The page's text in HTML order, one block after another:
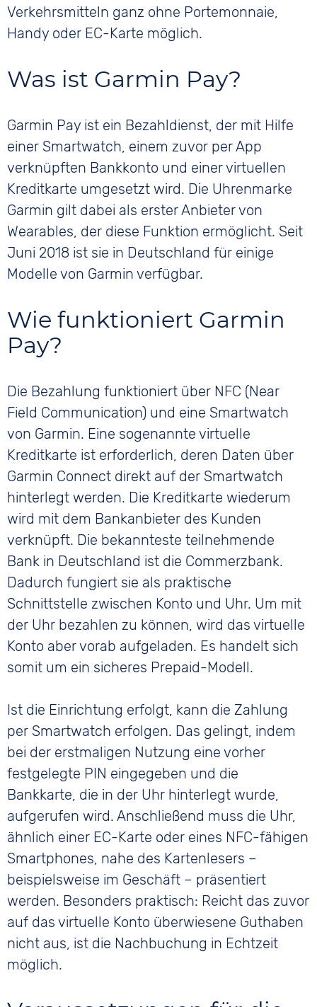
Verkehrsmitteln ganz ohne Portemonnaie,
Handy oder EC-Karte möglich.
Was ist Garmin Pay?
Garmin Pay ist ein Bezahldienst, der mit Hilfe
einer Smartwatch, einem zuvor per App
verknüpften Bankkonto und einer virtuellen
Kreditkarte umgesetzt wird. Die Uhrenmarke
Garmin gilt dabei als erster Anbieter von
Wearables, der diese Funktion ermöglicht. Seit
Juni 2018 ist sie in Deutschland für einige
Modelle von Garmin verfügbar.
Wie funktioniert Garmin
Pay?
Die Bezahlung funktioniert über NFC (Near
Field Communication) und eine Smartwatch
von Garmin. Eine sogenannte virtuelle
Kreditkarte ist erforderlich, deren Daten über
Garmin Connect direkt auf der Smartwatch
hinterlegt werden. Die Kreditkarte wiederum
wird mit dem Bankanbieter des Kunden
verknüpft. Die bekannteste teilnehmende
Bank in Deutschland ist die Commerzbank.
Dadurch fungiert sie als praktische
Schnittstelle zwischen Konto und Uhr. Um mit
der Uhr bezahlen zu können, wird das virtuelle
Konto aber vorab aufgeladen. Es handelt sich
somit um ein sicheres Prepaid-Modell.
Ist die Einrichtung erfolgt, kann die Zahlung
per Smartwatch erfolgen. Das gelingt, indem
bei der erstmaligen Nutzung eine vorher
festgelegte PIN eingegeben und die
Bankkarte, die in der Uhr hinterlegt wurde,
aufgerufen wird. Anschließend muss die Uhr,
ähnlich einer EC-Karte oder eines NFC-fähigen
Smartphones, nahe des Kartenlesers –
beispielsweise im Geschäft – präsentiert
werden. Besonders praktisch: Reicht das zuvor
auf das virtuelle Konto überwiesene Guthaben
nicht aus, ist die Nachbuchung in Echtzeit
möglich.